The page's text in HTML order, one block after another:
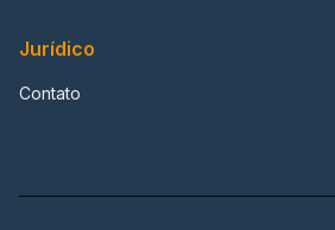
Jurídico
Contato